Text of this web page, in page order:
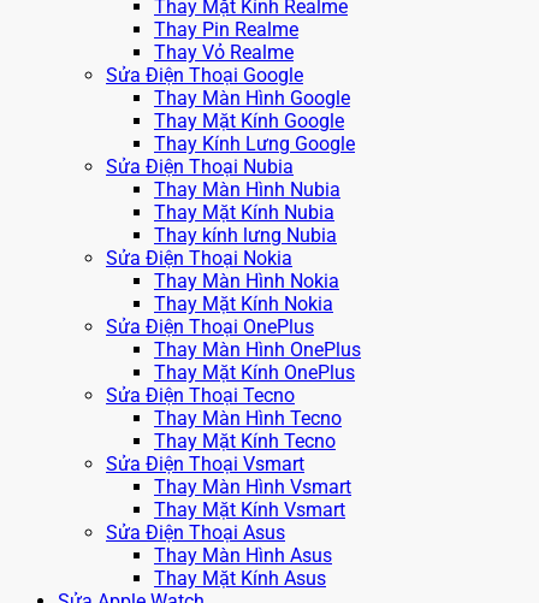
Thay Mặt Kính Realme
Thay Pin Realme
Thay Vỏ Realme
Sửa Điện Thoại Google
Thay Màn Hình Google
Thay Mặt Kính Google
Thay Kính Lưng Google
Sửa Điện Thoại Nubia
Thay Màn Hình Nubia
Thay Mặt Kính Nubia
Thay kính lưng Nubia
Sửa Điện Thoại Nokia
Thay Màn Hình Nokia
Thay Mặt Kính Nokia
Sửa Điện Thoại OnePlus
Thay Màn Hình OnePlus
Thay Mặt Kính OnePlus
Sửa Điện Thoại Tecno
Thay Màn Hình Tecno
Thay Mặt Kính Tecno
Sửa Điện Thoại Vsmart
Thay Màn Hình Vsmart
Thay Mặt Kính Vsmart
Sửa Điện Thoại Asus
Thay Màn Hình Asus
Thay Mặt Kính Asus